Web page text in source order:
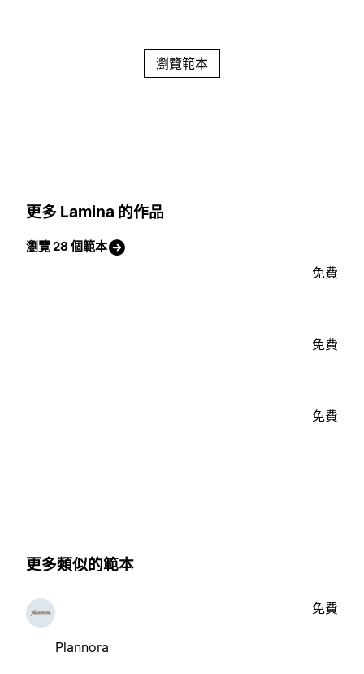
瀏覽範本
更多 Lamina 的作品
瀏覽 28 個範本
免費
免費
免費
更多類似的範本
Plannora
免費